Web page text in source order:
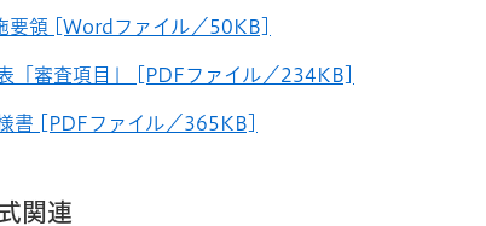
要領 [Wordファイル／50KB]
「審査項目」 [PDFファイル／234KB]
書 [PDFファイル／365KB]
関連